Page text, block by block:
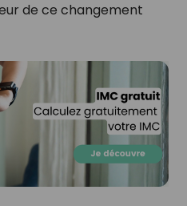
de ce changement